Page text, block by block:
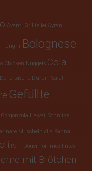
Avanti Grillteller Ayran
Funghi Bolognese
Chicken Nuggets Cola
Dönertasche Dürüm Salat
Gefüllte
Gorgonzola Hawaii Schnitzel
Muscheln alla Panna
Pom Döner Pommes Frites
mit Brötchen